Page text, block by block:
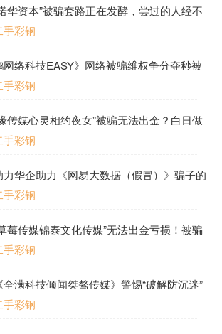
华资本”被骗套路正在发酵，尝过的人经不
手彩钢
络科技EASY》网络被骗维权争分夺秒被
手彩钢
传媒心灵相约夜女”被骗无法出金？白日做
手彩钢
华企助力《网易大数据（假冒）》骗子的
手彩钢
莓传媒锦泰文化传媒”无法出金亏损！被骗
手彩钢
满科技倾闻桀骜传媒》警惕“破解防沉迷”
手彩钢